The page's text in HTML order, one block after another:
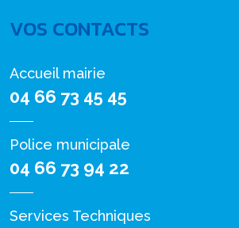
VOS CONTACTS
Accueil mairie
04 66 73 45 45
Police municipale
04 66 73 94 22
Services Techniques